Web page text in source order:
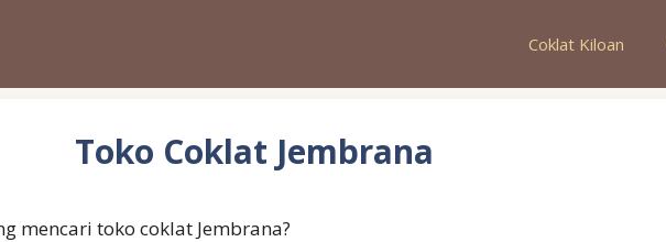
Coklat Kiloan
Toko Coklat Jembrana
mencari toko coklat Jembrana?